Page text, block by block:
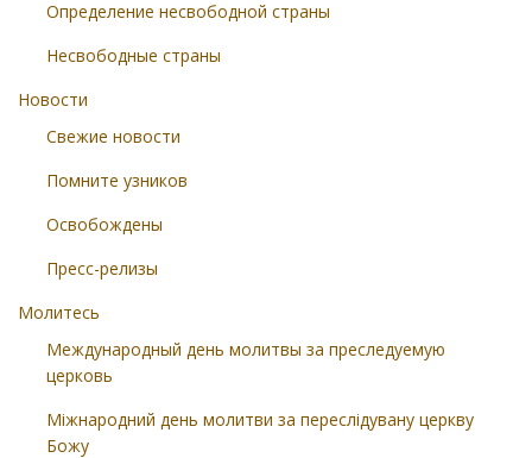
Определение несвободной страны
Несвободные страны
Новости
Свежие новости
Помните узников
Освобождены
Пресс-релизы
Молитесь
Международный день молитвы за преследуемую
церковь
Міжнародний день молитви за переслідувану церкву
Божу